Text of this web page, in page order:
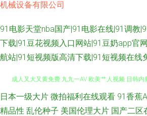
机械设备有限公司
91电影天堂nba国产|91电影在线|91调教
下载|91豆花视频入口网站|91豆奶app官
航站|91短视频版高清下载|91短视频在线
自慰喷涌一线天 国产日逼免费视频 伊人大橡胶 91
日本一级大片 微拍福利在线观看 91香蕉
精品性 乱伦种子 美国伦理大片 国产二区